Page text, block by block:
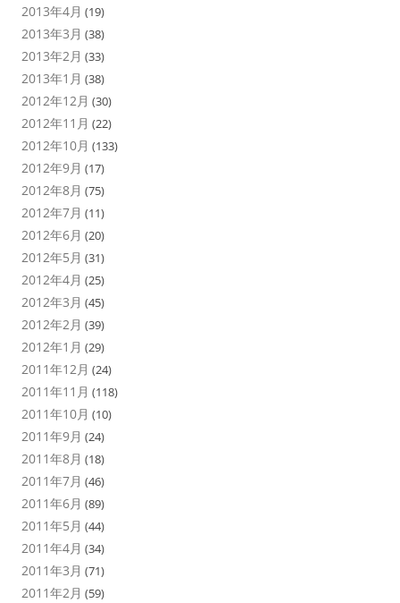
2013年4月 (19)
2013年3月 (38)
2013年2月 (33)
2013年1月 (38)
2012年12月 (30)
2012年11月 (22)
2012年10月 (133)
2012年9月 (17)
2012年8月 (75)
2012年7月 (11)
2012年6月 (20)
2012年5月 (31)
2012年4月 (25)
2012年3月 (45)
2012年2月 (39)
2012年1月 (29)
2011年12月 (24)
2011年11月 (118)
2011年10月 (10)
2011年9月 (24)
2011年8月 (18)
2011年7月 (46)
2011年6月 (89)
2011年5月 (44)
2011年4月 (34)
2011年3月 (71)
2011年2月 (59)